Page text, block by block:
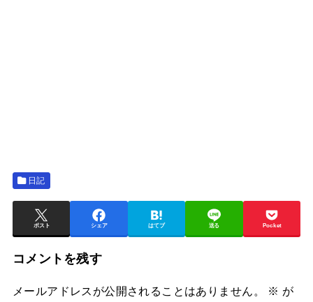
日記
ポスト シェア はてブ 送る Pocket
コメントを残す
メールアドレスが公開されることはありません。 ※ が